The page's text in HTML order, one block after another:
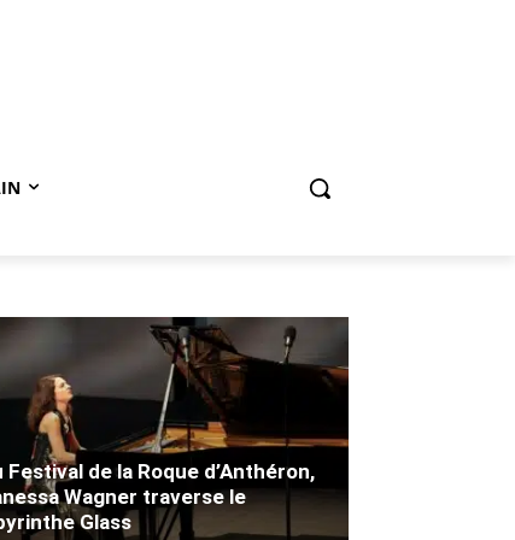
Festival de la Roque d’Anthéron,
Wagner traverse le
Glass